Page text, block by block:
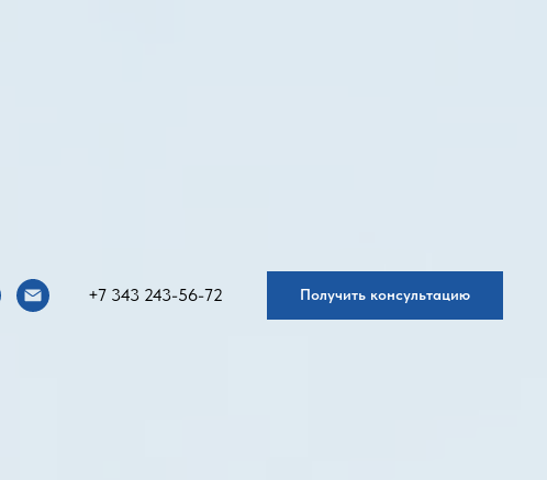
+7 343 243-56-72 Получить консультацию